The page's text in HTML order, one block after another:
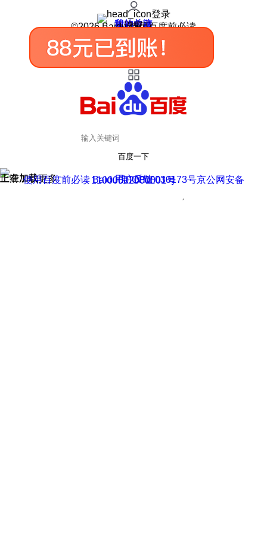
登录
我的关注
我的收藏
皮肤中心
用户反馈
设置
©2026 Baidu 使用百度前必读
百度一下
正在加载
上滑加载更多 用户反馈
使用百度前必读 Baidu 京ICP证030173号
京公网安备11000002000001号